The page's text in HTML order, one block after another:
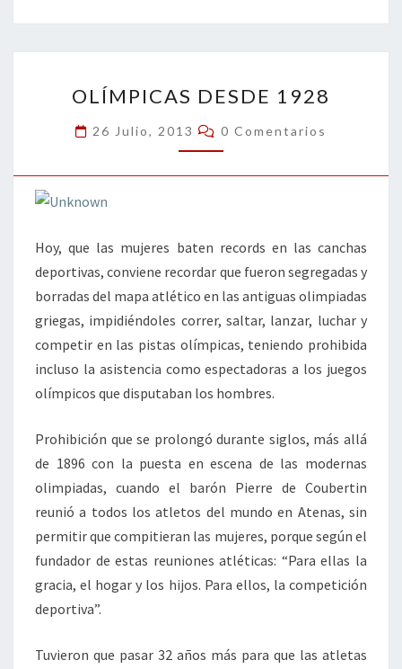
o
o
k
er dI
n
l
p
ar
tir
DESDE
1928
OLÍMPICAS DESDE 1928
26 Julio, 2013 Comentarios
0 Comentarios
Hoy, que las mujeres baten records en las canchas
deportivas, conviene recordar que fueron segregadas y
borradas del mapa atlético en las antiguas olimpiadas
griegas, impidiéndoles correr, saltar, lanzar, luchar y
competir en las pistas olímpicas, teniendo prohibida
incluso la asistencia como espectadoras a los juegos
olímpicos que disputaban los hombres.
Prohibición que se prolongó durante siglos, más allá
de 1896 con la puesta en escena de las modernas
olimpiadas, cuando el barón Pierre de Coubertin
reunió a todos los atletos del mundo en Atenas, sin
permitir que compitieran las mujeres, porque según el
fundador de estas reuniones atléticas: “Para ellas la
gracia, el hogar y los hijos. Para ellos, la competición
deportiva”.
Tuvieron que pasar 32 años más para que las atletas